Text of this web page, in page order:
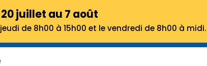
juillet au 7 août
de 8h00 à 15h00 et le vendredi de 8h00 à midi.